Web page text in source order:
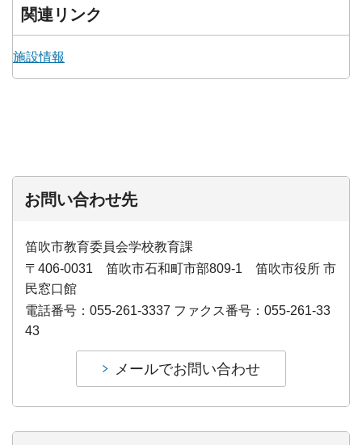
関連リンク
施設情報
お問い合わせ先
笛吹市教育委員会学校教育課
〒406-0031 笛吹市石和町市部809-1 笛吹市役所 市
民窓口館
電話番号：055-261-3337 ファクス番号：055-261-33
43